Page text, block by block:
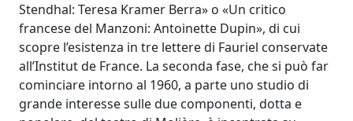
Stendhal: Teresa Kramer Berra» o «Un critico
francese del Manzoni: Antoinette Dupin», di cui
scopre l’esistenza in tre lettere di Fauriel conservate
all’Institut de France. La seconda fase, che si può far
cominciare intorno al 1960, a parte uno studio di
grande interesse sulle due componenti, dotta e